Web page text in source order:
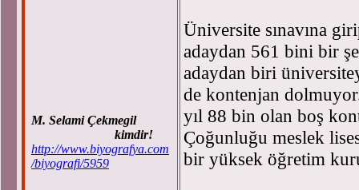
M. Selami Çekmegil
kimdir!
http://www.biyografya.com
/biyografi/5959
Üniversite sınavına
adaydan 561 bini bir
adaydan biri
de kontenjan
yıl 88 bin olan boş
Çoğunluğu meslek
bir yüksek öğretim